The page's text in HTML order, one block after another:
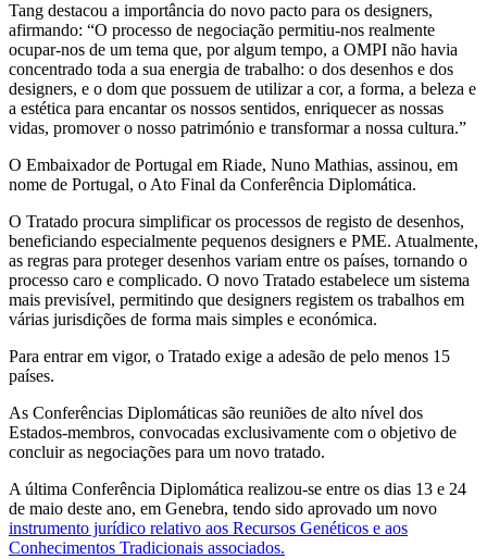
Tang destacou a importância do novo pacto para os designers,
afirmando: “O processo de negociação permitiu-nos realmente
ocupar-nos de um tema que, por algum tempo, a OMPI não havia
concentrado toda a sua energia de trabalho: o dos desenhos e dos
designers, e o dom que possuem de utilizar a cor, a forma, a beleza e
a estética para encantar os nossos sentidos, enriquecer as nossas
vidas, promover o nosso património e transformar a nossa cultura.”
O Embaixador de Portugal em Riade, Nuno Mathias, assinou, em
nome de Portugal, o Ato Final da Conferência Diplomática.
O Tratado procura simplificar os processos de registo de desenhos,
beneficiando especialmente pequenos designers e PME. Atualmente,
as regras para proteger desenhos variam entre os países, tornando o
processo caro e complicado. O novo Tratado estabelece um sistema
mais previsível, permitindo que designers registem os trabalhos em
várias jurisdições de forma mais simples e económica.
Para entrar em vigor, o Tratado exige a adesão de pelo menos 15
países.
As Conferências Diplomáticas são reuniões de alto nível dos
Estados-membros, convocadas exclusivamente com o objetivo de
concluir as negociações para um novo tratado.
A última Conferência Diplomática realizou-se entre os dias 13 e 24
de maio deste ano, em Genebra, tendo sido aprovado um novo
instrumento jurídico relativo aos Recursos Genéticos e aos
Conhecimentos Tradicionais associados.